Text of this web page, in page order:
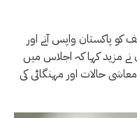
کو پاکستان واپس آنے اور
نے مزید کہا کہ اجلاس میں
معاشی حالات اور مہنگائی کی